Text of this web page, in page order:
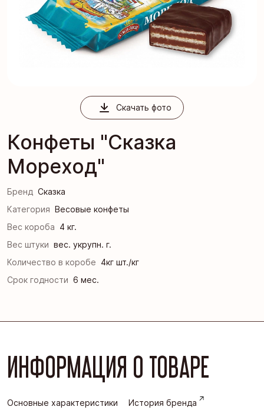
Скачать фото
Конфеты "Сказка
Мореход"
Бренд Сказка
Категория Весовые конфеты
Вес короба 4 кг.
Вес штуки вес. укрупн. г.
Количество в коробе 4кг шт./кг
Срок годности 6 мес.
ИНФОРМАЦИЯ О ТОВАРЕ
Основные характеристики История бренда